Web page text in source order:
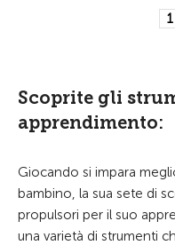
1
Scoprite gli
apprendimento:
Giocando si impara
bambino, la sua sete di
propulsori per il suo
una varietà di strumenti